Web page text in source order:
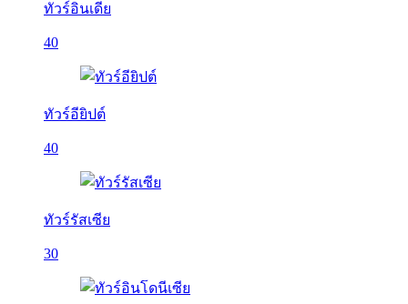
ทัวร์อินเดีย
40
ทัวร์อียิปต์
40
ทัวร์รัสเซีย
30